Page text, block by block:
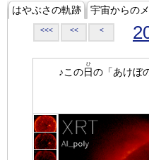
はやぶさの軌跡 宇宙からの
<<< << <
♪この日
ひ
の「あけぼ